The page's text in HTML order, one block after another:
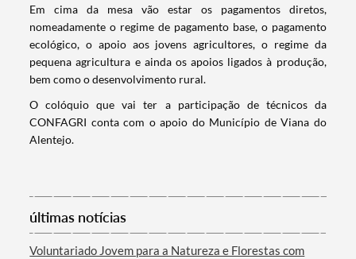
​Em cima da mesa vão estar os pagamentos diretos,
nomeadamente o regime de pagamento base, o pagamento
ecológico, o apoio aos jovens agricultores, o regime da
pequena agricultura e ainda os apoios ligados à produção,
bem como o desenvolvimento rural.
O colóquio que vai ter a participação de técnicos da
CONFAGRI conta com o apoio do Município de Viana do
Alentejo.
últimas notícias
Voluntariado Jovem para a Natureza e Florestas com